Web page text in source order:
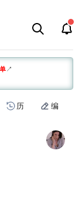
↗
历 编